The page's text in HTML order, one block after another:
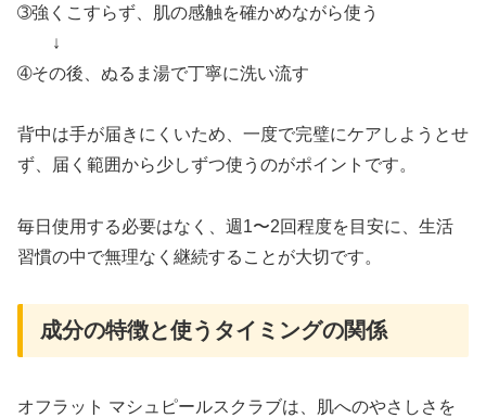
➂強くこすらず、肌の感触を確かめながら使う
↓
➃その後、ぬるま湯で丁寧に洗い流す
背中は手が届きにくいため、一度で完璧にケアしようとせ
ず、届く範囲から少しずつ使うのがポイントです。
毎日使用する必要はなく、週1〜2回程度を目安に、生活
習慣の中で無理なく継続することが大切です。
成分の特徴と使うタイミングの関係
オフラット マシュピールスクラブは、肌へのやさしさを